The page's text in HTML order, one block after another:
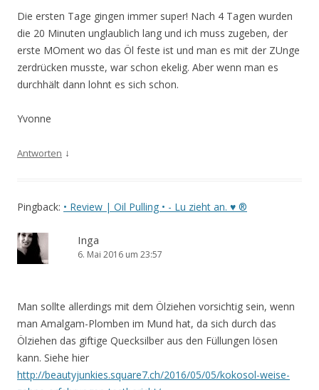
Die ersten Tage gingen immer super! Nach 4 Tagen wurden
die 20 Minuten unglaublich lang und ich muss zugeben, der
erste MOment wo das Öl feste ist und man es mit der ZUnge
zerdrücken musste, war schon ekelig. Aber wenn man es
durchhält dann lohnt es sich schon.
Yvonne
Antworten ↓
Pingback: • Review | Oil Pulling • - Lu zieht an. ♥ ®
Inga
6. Mai 2016 um 23:57
Man sollte allerdings mit dem Ölziehen vorsichtig sein, wenn
man Amalgam-Plomben im Mund hat, da sich durch das
Ölziehen das giftige Quecksilber aus den Füllungen lösen
kann. Siehe hier
http://beautyjunkies.square7.ch/2016/05/05/kokosol-weise-